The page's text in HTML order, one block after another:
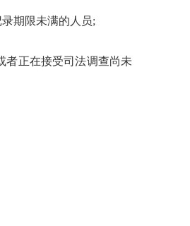
录期限未满的人员;
者正在接受司法调查尚未